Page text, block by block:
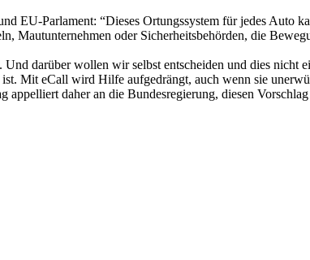
EU-Parlament: “Dieses Ortungssystem für jedes Auto
Mautunternehmen oder Sicherheitsbehörden, die
darüber wollen wir selbst entscheiden und dies nicht
Mit eCall wird Hilfe aufgedrängt, auch wenn sie
daher an die Bundesregierung, diesen